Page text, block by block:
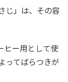
じ」は、その容
ヒー用として使
ってばらつきが